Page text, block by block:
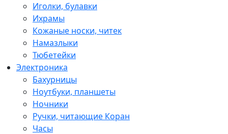
Иголки, булавки
Ихрамы
Кожаные носки, читек
Намазлыки
Тюбетейки
Электроника
Бахурницы
Ноутбуки, планшеты
Ночники
Ручки, читающие Коран
Часы